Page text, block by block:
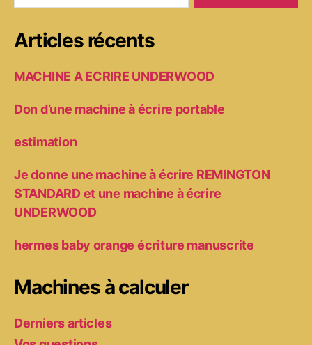
Articles récents
MACHINE A ECRIRE UNDERWOOD
Don d’une machine à écrire portable
estimation
Je donne une machine à écrire REMINGTON
STANDARD et une machine à écrire
UNDERWOOD
hermes baby orange écriture manuscrite
Machines à calculer
Derniers articles